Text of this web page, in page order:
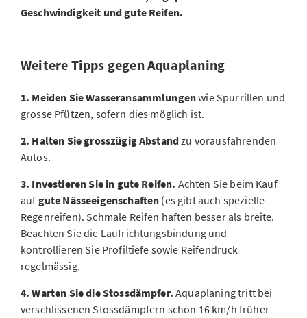
Geschwindigkeit und gute Reifen.
Weitere Tipps gegen Aquaplaning
1. Meiden Sie Wasseransammlungenwie Spurrillen und
grosse Pfützen, sofern dies möglich ist.
2. Halten Sie grosszügig Abstandzu vorausfahrenden
Autos.
3. Investieren Sie in gute Reifen. Achten Sie beim Kauf
auf gute Nässeeigenschaften (es gibt auch spezielle
Regenreifen). Schmale Reifen haften besser als breite.
Beachten Sie die Laufrichtungsbindung und
kontrollieren Sie Profiltiefe sowie Reifendruck
regelmässig.
4. Warten Sie die Stossdämpfer. Aquaplaning tritt bei
verschlissenen Stossdämpfern schon 16 km/h früher